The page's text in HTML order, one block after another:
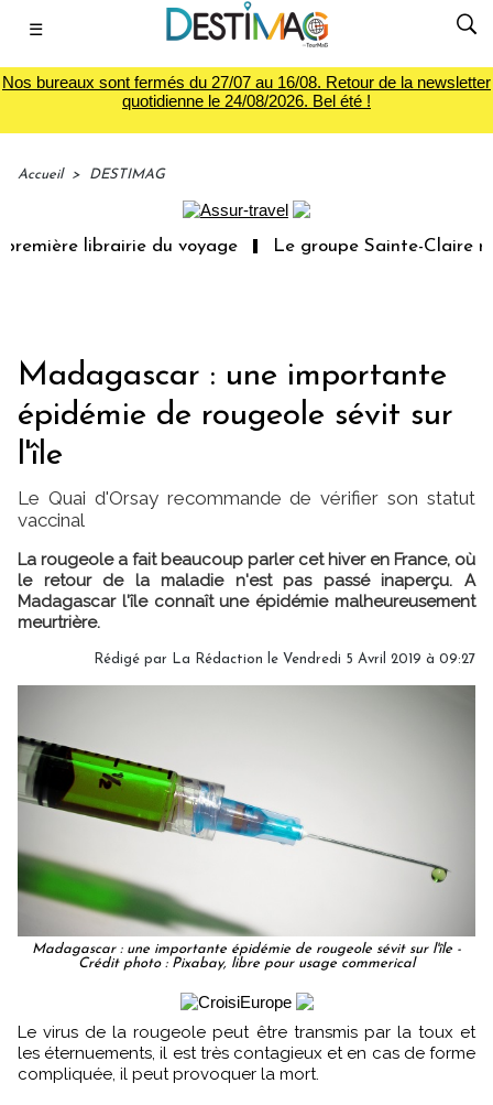
☰
Nos bureaux sont fermés du 27/07 au 16/08. Retour de la newsletter
quotidienne le 24/08/2026. Bel été !
Accueil > DESTIMAG
librairie du voyage Le groupe Sainte-Claire
Madagascar : une importante
épidémie de rougeole sévit sur
l'île
Le Quai d'Orsay recommande de vérifier son statut
vaccinal
La rougeole a fait beaucoup parler cet hiver en France, où
le retour de la maladie n'est pas passé inaperçu. A
Madagascar l'île connaît une épidémie malheureusement
meurtrière.
Rédigé par La Rédaction le Vendredi 5 Avril 2019 à 09:27
Madagascar : une importante épidémie de rougeole sévit sur l'île -
Crédit photo : Pixabay, libre pour usage commerical
Le virus de la rougeole peut être transmis par la toux et
les éternuements, il est très contagieux et en cas de forme
compliquée, il peut provoquer la mort.